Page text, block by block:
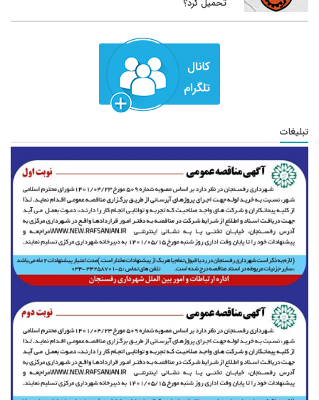
تحمیل کرد؟
تبلیغات